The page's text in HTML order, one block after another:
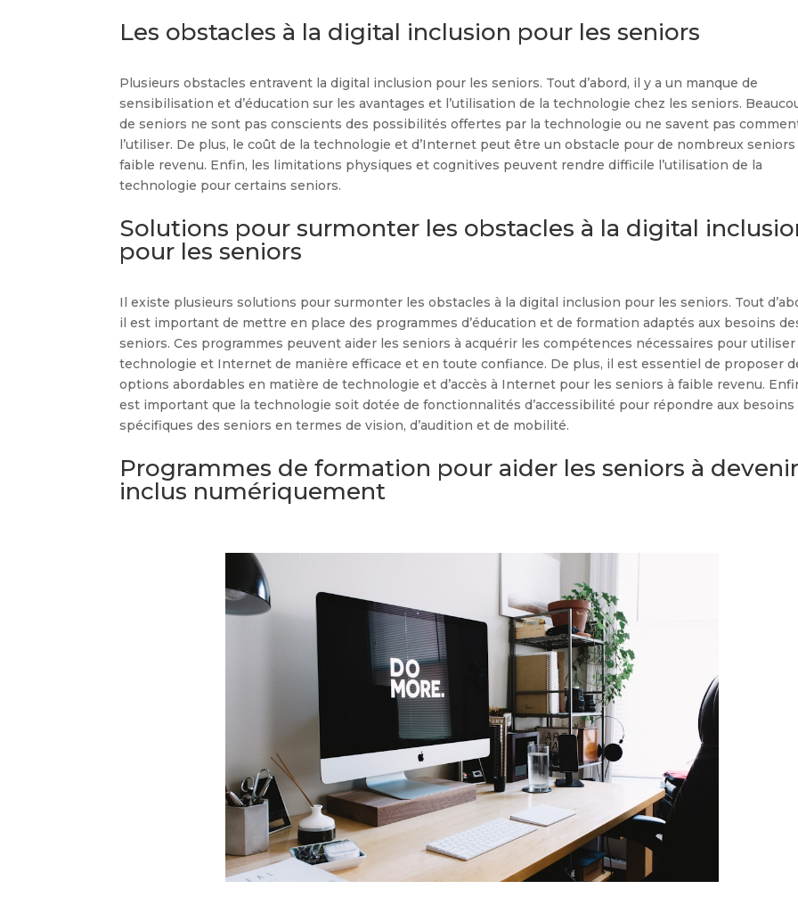
Les obstacles à la digital inclusion pour les seniors
Plusieurs obstacles entravent la digital inclusion pour les seniors. Tout d’abord, il y a un manque de
sensibilisation et d’éducation sur les avantages et l’utilisation de la technologie chez les seniors.
de seniors ne sont pas conscients des possibilités offertes par la technologie ou ne savent pas
l’utiliser. De plus, le coût de la technologie et d’Internet peut être un obstacle pour de nombreux seniors
faible revenu. Enfin, les limitations physiques et cognitives peuvent rendre difficile l’utilisation de la
technologie pour certains seniors.
Solutions pour surmonter les obstacles à la digital
pour les seniors
Il existe plusieurs solutions pour surmonter les obstacles à la digital inclusion pour les seniors. Tout
il est important de mettre en place des programmes d’éducation et de formation adaptés aux besoins
seniors. Ces programmes peuvent aider les seniors à acquérir les compétences nécessaires pour utiliser
technologie et Internet de manière efficace et en toute confiance. De plus, il est essentiel de proposer
options abordables en matière de technologie et d’accès à Internet pour les seniors à faible revenu.
est important que la technologie soit dotée de fonctionnalités d’accessibilité pour répondre aux besoins
spécifiques des seniors en termes de vision, d’audition et de mobilité.
Programmes de formation pour aider les seniors à devenir
inclus numériquement